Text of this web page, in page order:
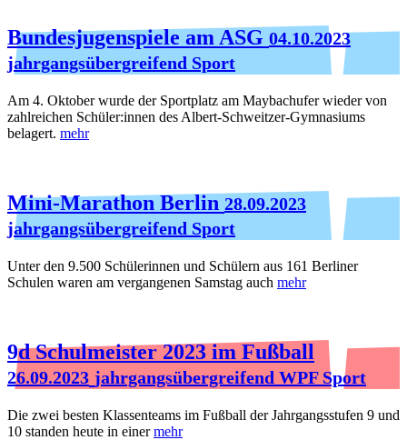
Bundesjugenspiele am ASG 04.10.2023
jahrgangsübergreifend Sport
Am 4. Oktober wurde der Sportplatz am Maybachufer wieder von
zahlreichen Schüler:innen des Albert-Schweitzer-Gymnasiums
belagert. mehr
Mini-Marathon Berlin 28.09.2023
jahrgangsübergreifend Sport
Unter den 9.500 Schülerinnen und Schülern aus 161 Berliner
Schulen waren am vergangenen Samstag auch mehr
9d Schulmeister 2023 im Fußball
26.09.2023 jahrgangsübergreifend WPF Sport
Die zwei besten Klassenteams im Fußball der Jahrgangsstufen 9 und
10 standen heute in einermehr